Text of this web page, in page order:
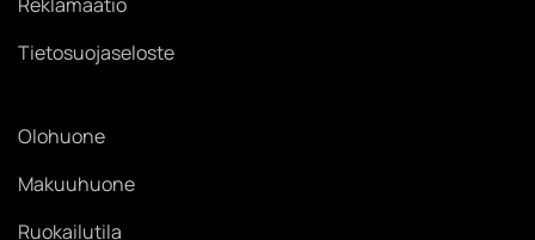
Reklamaatio
Tietosuojaseloste
Olohuone
Makuuhuone
Ruokailutila